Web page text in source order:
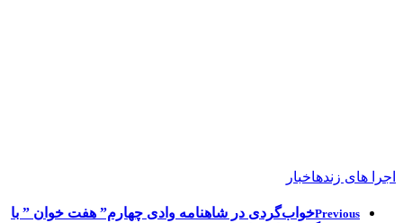
اجرا های زندهاخبار
Previousخواب‌گردی در شاهنامه وادی چهارم” هفت خوان ” با